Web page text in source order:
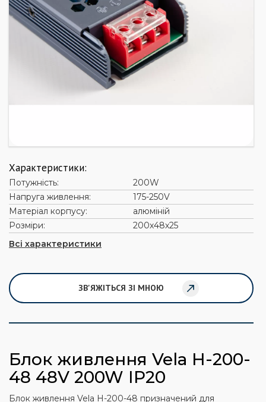
Характеристики:
Потужність:
200W
Напруга живлення:
175-250V
Матеріал корпусу:
алюміній
Розміри:
200х48х25
Всі характеристики
ЗВ'ЯЖІТЬСЯ ЗІ МНОЮ
Блок живлення Vela H-200-
48 48V 200W IP20
Блок живлення Vela H-200-48 призначений для